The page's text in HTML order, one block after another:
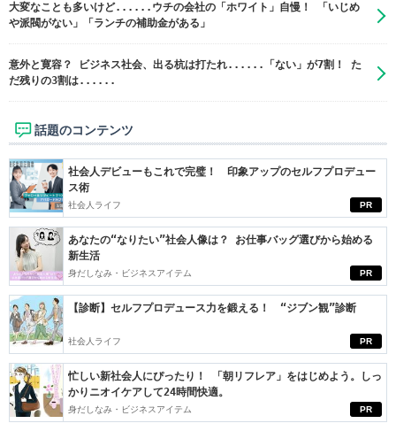
大変なことも多いけど......ウチの会社の「ホワイト」自慢！ 「いじめ
や派閥がない」「ランチの補助金がある」
意外と寛容？ ビジネス社会、出る杭は打たれ......「ない」が7割！ た
だ残りの3割は......
話題のコンテンツ
PR
社会人デビューもこれで完璧！ 印象アップのセルフプロデュー
ス術
社会人ライフ
PR
あなたの“なりたい”社会人像は？ お仕事バッグ選びから始める
新生活
身だしなみ・ビジネスアイテム
PR
【診断】セルフプロデュース力を鍛える！ “ジブン観”診断
社会人ライフ
PR
忙しい新社会人にぴったり！ 「朝リフレア」をはじめよう。しっ
かりニオイケアして24時間快適。
身だしなみ・ビジネスアイテム